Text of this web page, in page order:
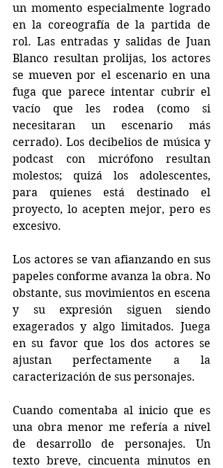
un momento especialmente logrado
en la coreografía de la partida de
rol. Las entradas y salidas de Juan
Blanco resultan prolijas, los actores
se mueven por el escenario en una
fuga que parece intentar cubrir el
vacío que les rodea (como si
necesitaran un escenario más
cerrado). Los decibelios de música y
podcast con micrófono resultan
molestos; quizá los adolescentes,
para quienes está destinado el
proyecto, lo acepten mejor, pero es
excesivo.
Los actores se van afianzando en sus
papeles conforme avanza la obra. No
obstante, sus movimientos en escena
y su expresión siguen siendo
exagerados y algo limitados. Juega
en su favor que los dos actores se
ajustan perfectamente a la
caracterización de sus personajes.
Cuando comentaba al inicio que es
una obra menor me refería a nivel
de desarrollo de personajes. Un
texto breve, cincuenta minutos en